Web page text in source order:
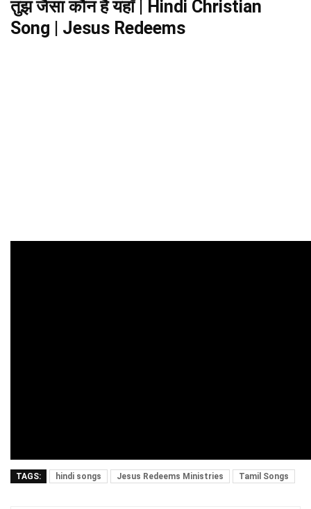
तुझ जैसा कौन है यहाँ | Hindi Christian
Song | Jesus Redeems
TAGS: hindi songs Jesus Redeems Ministries Tamil Songs